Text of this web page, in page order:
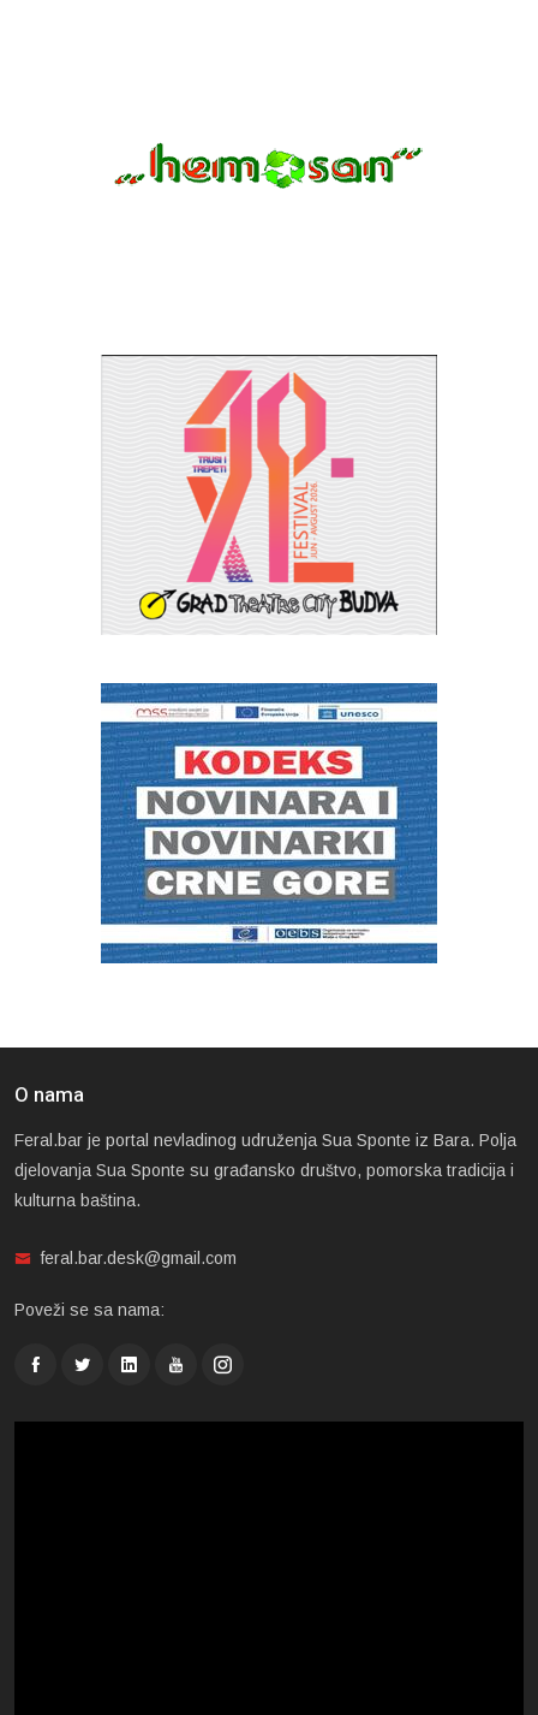
O nama
Feral.bar je portal nevladinog udruženja Sua Sponte iz Bara. Polja
djelovanja Sua Sponte su građansko društvo, pomorska tradicija i
kulturna baština.
feral.bar.desk@gmail.com
Poveži se sa nama: